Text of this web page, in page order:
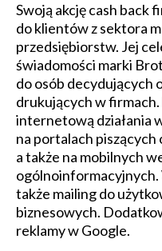
Swoją akcję cash back
do klientów z sektora
przedsiębiorstw. Jej
świadomości marki
do osób decydujących
drukujących w
internetową działania
na portalach
a także na mobilnych
ogólnoinformacyjnych.
także mailing do
biznesowych.
reklamy w Google.